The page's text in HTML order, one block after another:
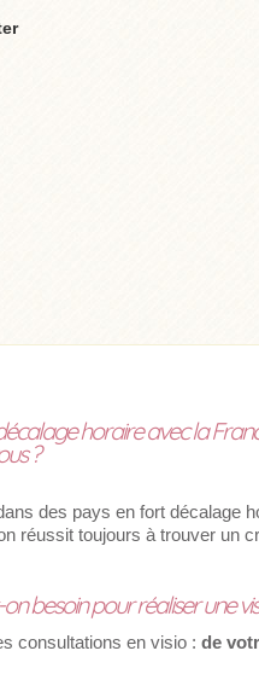
horaire avec la
?
des pays en fort décalage
réussit toujours à trouver un
besoin pour réaliser une
consultations en visio : de